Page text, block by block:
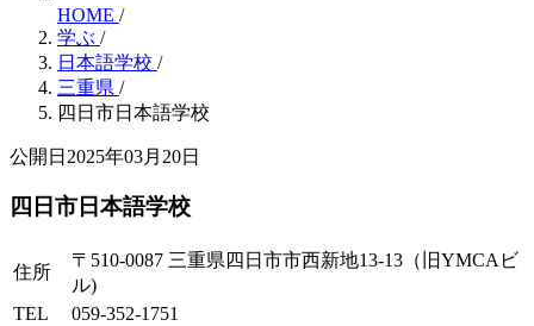
HOME /
学ぶ /
日本語学校 /
三重県 /
四日市日本語学校
公開日2025年03月20日
四日市日本語学校
住所
〒510-0087 三重県四日市市西新地13-13（旧YMCAビ
ル)
TEL
059-352-1751